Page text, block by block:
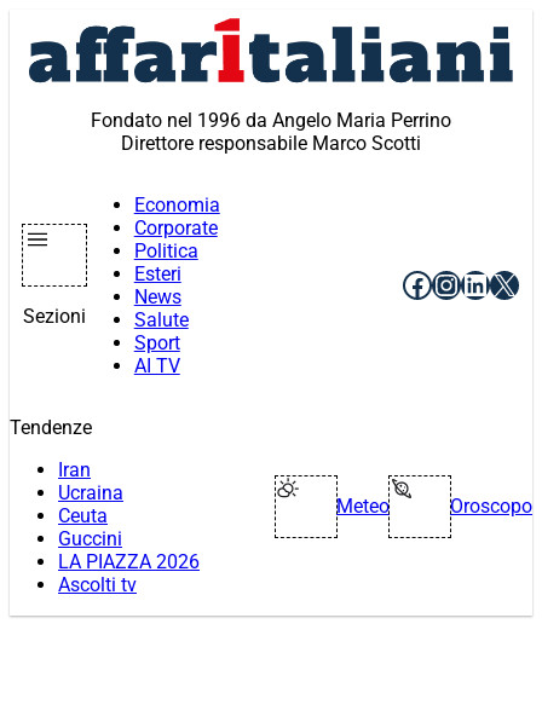
contenuto
Fondato nel 1996 da Angelo Maria Perrino
Direttore responsabile Marco Scotti
Sezioni
Economia
Corporate
Politica
Esteri
News
Salute
Sport
AI TV
Facebook
X
Tendenze
Iran
Ucraina
Ceuta
Guccini
LA PIAZZA 2026
Ascolti tv
Meteo Oroscopo